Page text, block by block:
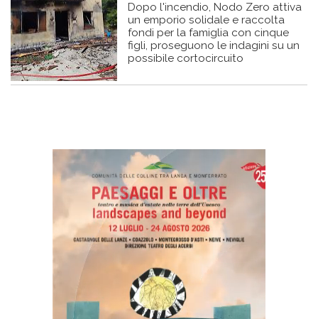
Dopo l'incendio, Nodo Zero attiva
un emporio solidale e raccolta
fondi per la famiglia con cinque
figli, proseguono le indagini su un
possibile cortocircuito